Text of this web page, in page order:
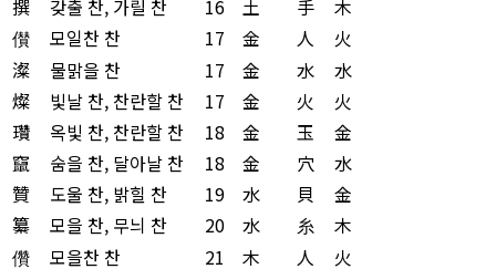
撰
갖출 찬, 가릴 찬 16 土 手
木
儧
모일찬 찬 17 金 人
火
澯
물맑을 찬 17 金 水
水
燦
빛날 찬, 찬란할 찬 17 金 火
火
瓚
옥빛 찬, 찬란할 찬 18 金 玉
金
竄
숨을 찬, 달아날 찬 18 金 穴
水
贊
도울 찬, 밝힐 찬 19 水 貝
金
纂
모을 찬, 무늬 찬 20 水 糸
木
儹
모을찬 찬 21 木 人 火